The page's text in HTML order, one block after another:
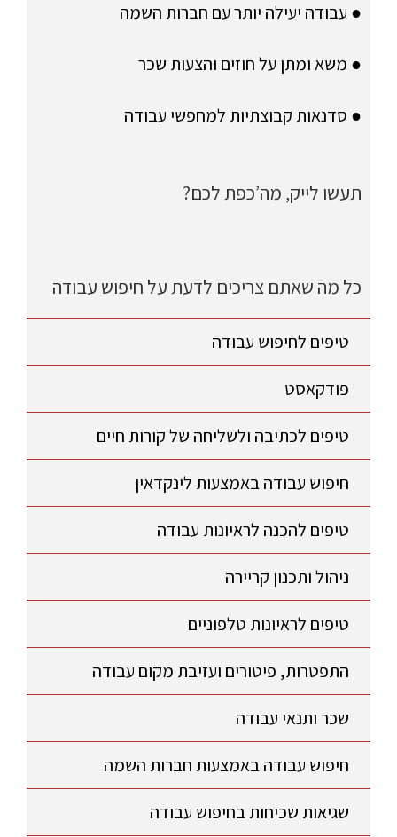
● עבודה יעילה יותר עם חברות השמה
● משא ומתן על חוזים והצעות שכר
● סדנאות קבוצתיות למחפשי עבודה
תעשו לייק, מה’כפת לכם?
כל מה שאתם צריכים לדעת על חיפוש עבודה
טיפים לחיפוש עבודה
פודקאסט
טיפים לכתיבה ולשליחה של קורות חיים
חיפוש עבודה באמצעות לינקדאין
טיפים להכנה לראיונות עבודה
ניהול ותכנון קריירה
טיפים לראיונות טלפוניים
התפטרות, פיטורים ועזיבת מקום עבודה
שכר ותנאי עבודה
חיפוש עבודה באמצעות חברות השמה
שגיאות שכיחות בחיפוש עבודה